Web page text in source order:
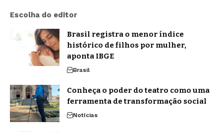
Escolha do editor
Brasil registra o menor índice
histórico de filhos por mulher,
aponta IBGE
Brasil
Conheça o poder do teatro como uma
ferramenta de transformação social
Notícias